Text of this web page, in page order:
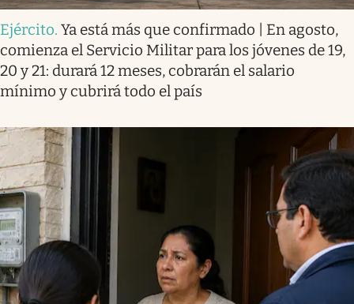
Ejército. Ya está más que confirmado | En agosto,
comienza el Servicio Militar para los jóvenes de 19,
20 y 21: durará 12 meses, cobrarán el salario
mínimo y cubrirá todo el país